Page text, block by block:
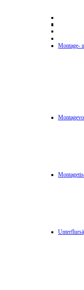
Montage-